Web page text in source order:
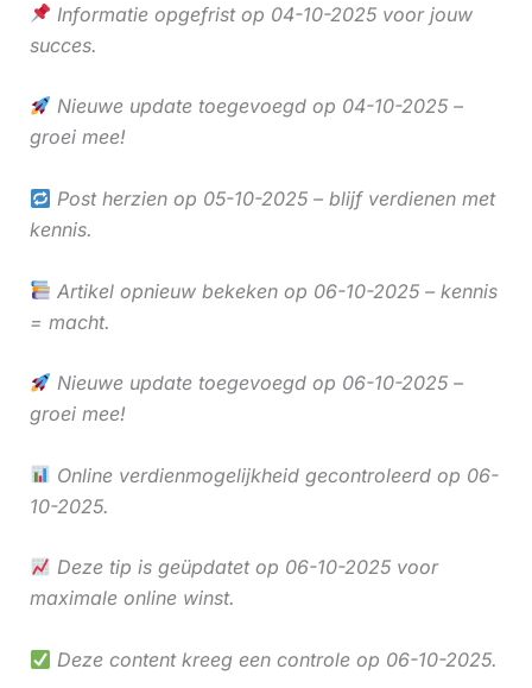
Informatie opgefrist op 04-10-2025 voor jouw
succes.
Nieuwe update toegevoegd op 04-10-2025 –
groei mee!
Post herzien op 05-10-2025 – blijf verdienen met
kennis.
Artikel opnieuw bekeken op 06-10-2025 – kennis
= macht.
Nieuwe update toegevoegd op 06-10-2025 –
groei mee!
Online verdienmogelijkheid gecontroleerd op 06-
10-2025.
Deze tip is geüpdatet op 06-10-2025 voor
maximale online winst.
Deze content kreeg een controle op 06-10-2025.